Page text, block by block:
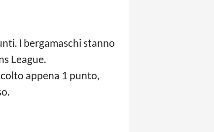
I bergamaschi stanno
League.
appena 1 punto,